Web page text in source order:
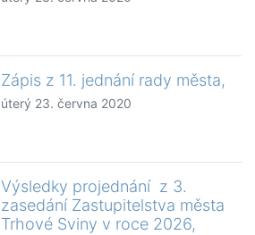
Zápis z 11. jednání rady města,
úterý 23. června 2020
Výsledky projednání z 3.
zasedání Zastupitelstva města
Trhové Sviny v roce 2026,